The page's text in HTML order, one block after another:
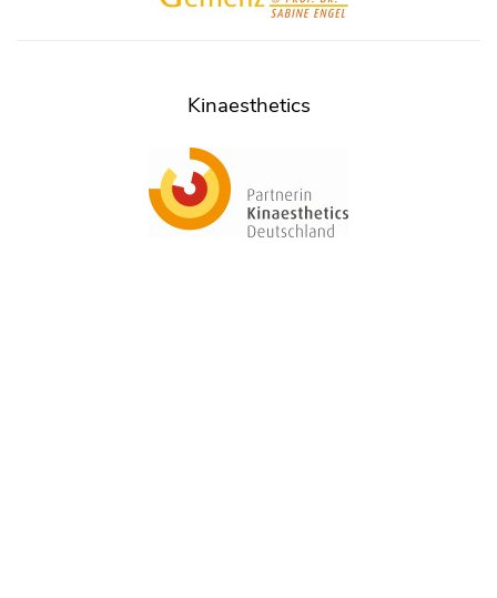
Kinaesthetics